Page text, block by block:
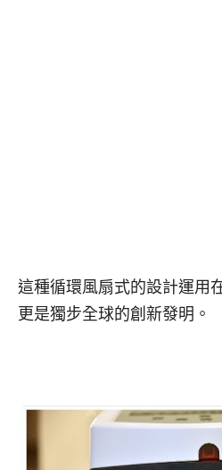
這種循環風扇式的設計運用
更是獨步全球的創新發明。